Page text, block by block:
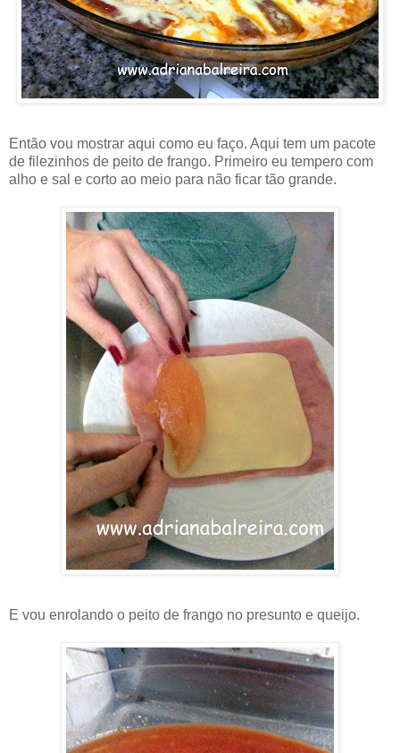
Então vou mostrar aqui como eu faço. Aqui tem um pacote
de filezinhos de peito de frango. Primeiro eu tempero com
alho e sal e corto ao meio para não ficar tão grande.
E vou enrolando o peito de frango no presunto e queijo.